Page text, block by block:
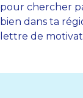
pour chercher
bien dans ta
lettre de